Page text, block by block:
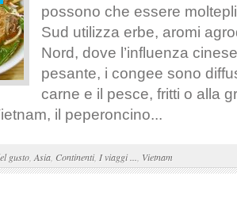
possono che essere
Sud utilizza erbe, aromi
Nord, dove l’influenza
pesante, i congee sono
carne e il pesce, fritti o alla
il peperoncino...
gusto Asia Continenti, I viaggi ... Vietnam